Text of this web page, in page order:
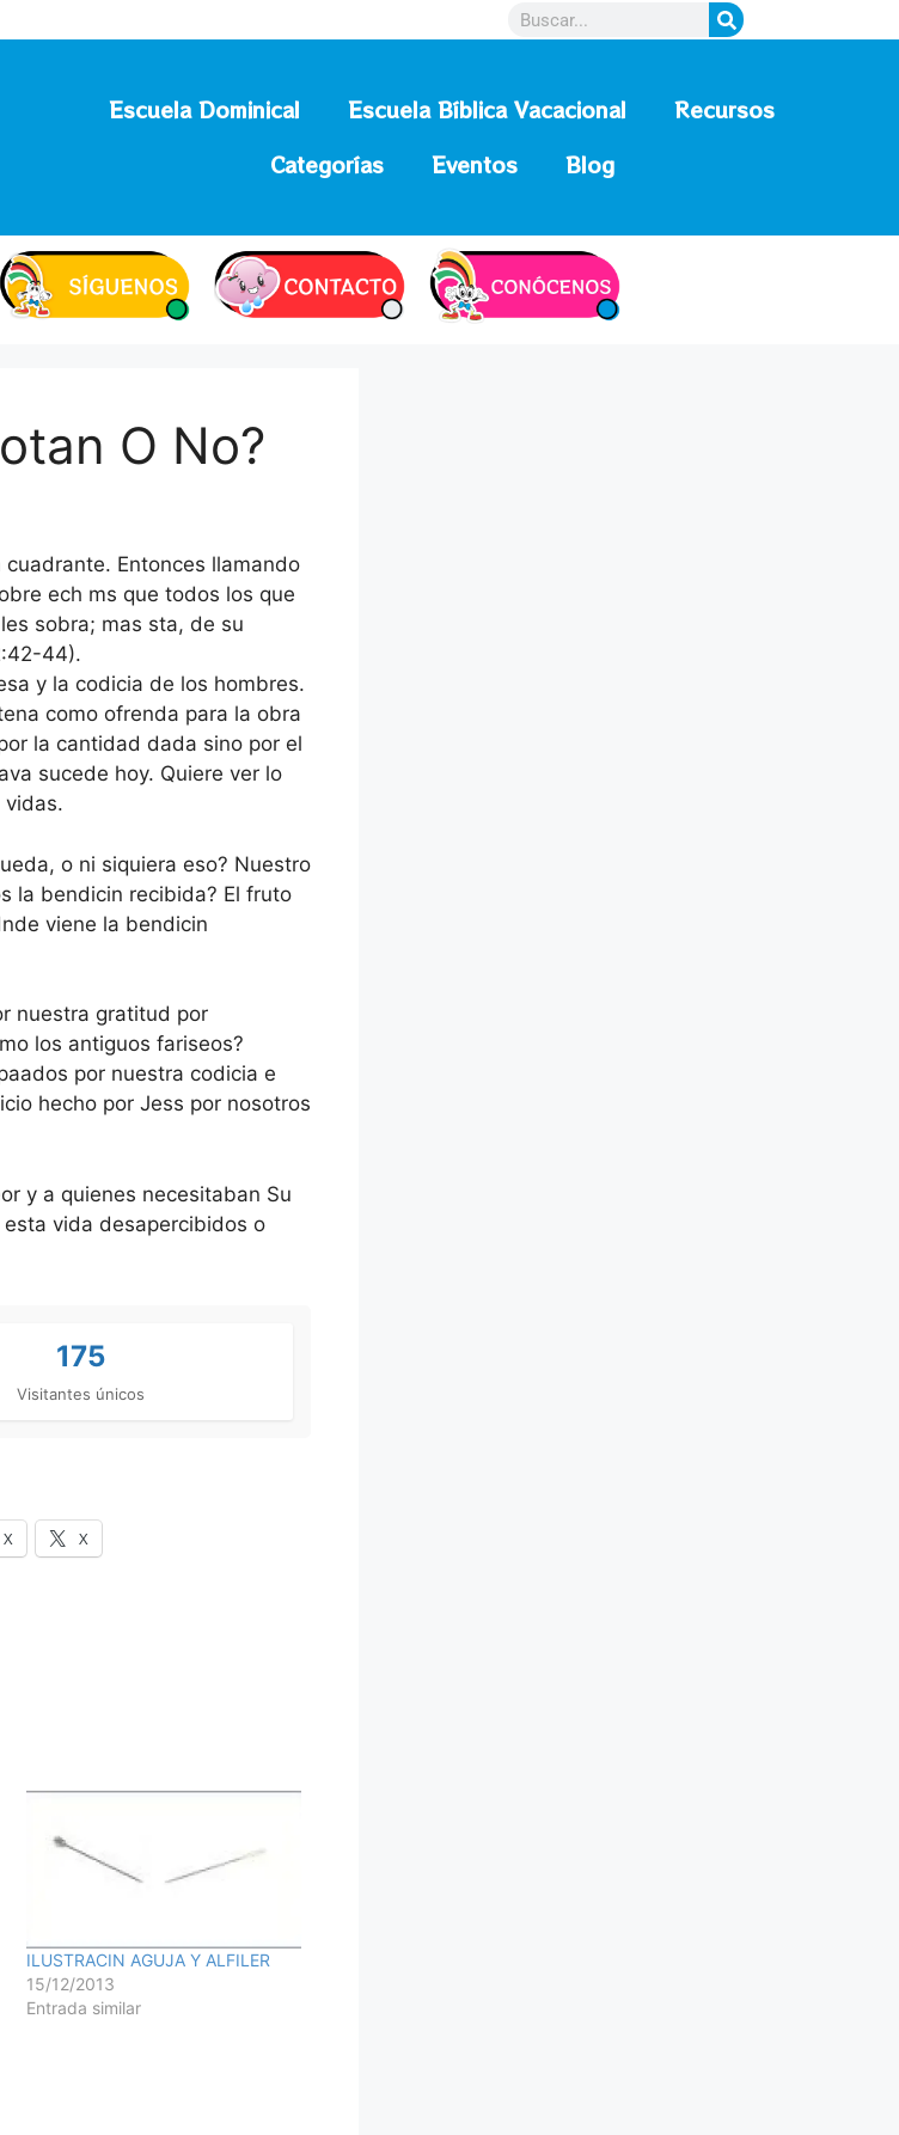
Escuela Dominical Escuela Bíblica Vacacional
Recursos
Categorías
Eventos Blog
O No?
Entonces llamando
ech ms que todos los que
sobra; mas sta, de su
44).
y la codicia de los hombres.
como ofrenda para la obra
la cantidad dada sino por el
sucede hoy. Quiere ver lo
vidas.
o ni siquiera eso? Nuestro
la bendicin recibida? El fruto
viene la bendicin
nuestra gratitud por
los antiguos fariseos?
por nuestra codicia e
hecho por Jess por nosotros
y a quienes necesitaban Su
vida desapercibidos o
175
Visitantes únicos
X X
ILUSTRACIN AGUJA Y ALFILER
15/12/2013
Entrada similar